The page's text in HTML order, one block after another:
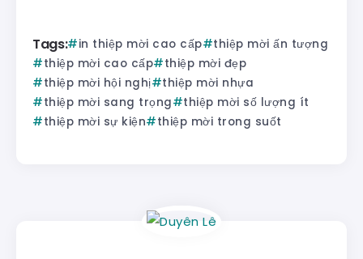
Tags: in thiệp mời cao cấp
thiệp mời ấn tượng
thiệp mời cao cấp
thiệp mời đẹp
thiệp mời hội nghị
thiệp mời nhựa
thiệp mời sang trọng
thiệp mời số lượng ít
thiệp mời sự kiện
thiệp mời trong suốt